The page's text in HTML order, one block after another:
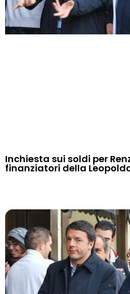
Inchiesta sui soldi per
finanziatori della